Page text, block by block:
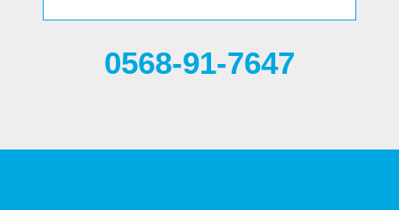
0568-91-7647